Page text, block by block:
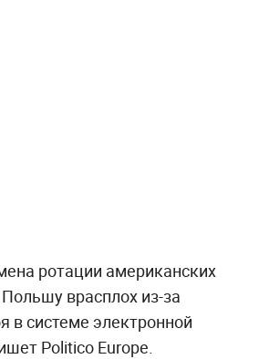
ротации американских
врасплох из-за
в системе электронной
Politico Europe.